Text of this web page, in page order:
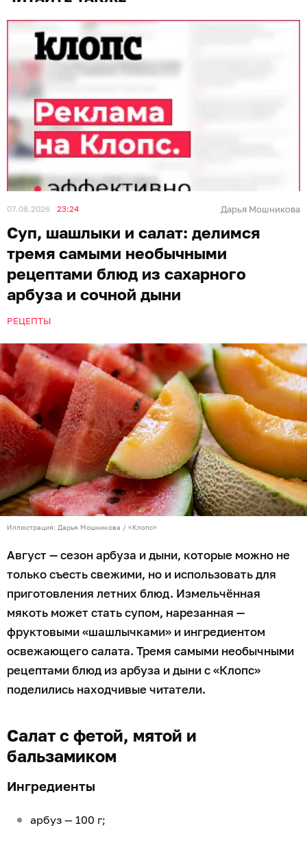
07.08.2026 23:24 Дарья Мошникова
Суп, шашлыки и салат: делимся
тремя самыми необычными
рецептами блюд из сахарного
арбуза и сочной дыни
РЕЦЕПТЫ
Иллюстрация: Дарья Мошникова / «Клопс»
Август — сезон арбуза и дыни, которые можно не
только съесть свежими, но и использовать для
приготовления летних блюд. Измельчённая
мякоть может стать супом, нарезанная —
фруктовыми «шашлычками» и ингредиентом
освежающего салата. Тремя самыми необычными
рецептами блюд из арбуза и дыни с «Клопс»
поделились находчивые читатели.
Салат с фетой, мятой и
бальзамиком
Ингредиенты
арбуз — 100 г;